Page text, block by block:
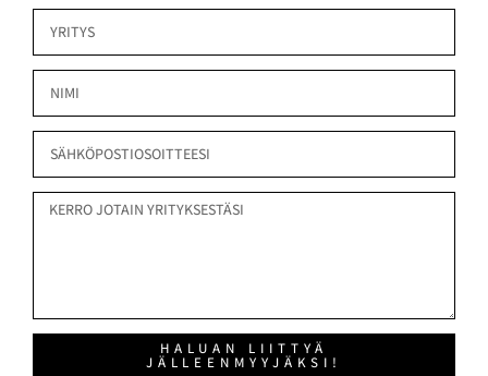
HALUAN LIITTYÄ
JÄLLEENMYYJÄKSI!